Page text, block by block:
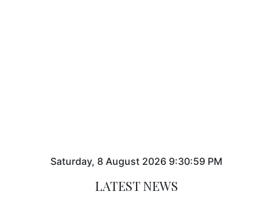
Saturday, 8 August 2026 9:30:59 PM
LATEST NEWS